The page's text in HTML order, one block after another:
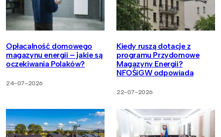
Opłacalność domowego
magazynu energii – jakie są
oczekiwania Polaków?
24-07-2026
Kiedy ruszą dotacje z
programu Przydomowe
Magazyny Energii?
NFOŚiGW odpowiada
22-07-2026